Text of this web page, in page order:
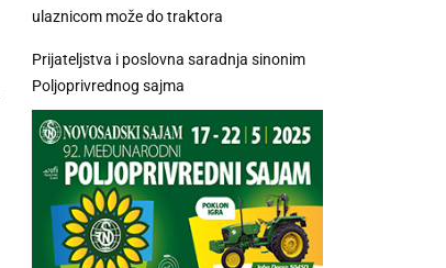
ulaznicom može do traktora
Prijateljstva i poslovna saradnja sinonim
Poljoprivrednog sajma